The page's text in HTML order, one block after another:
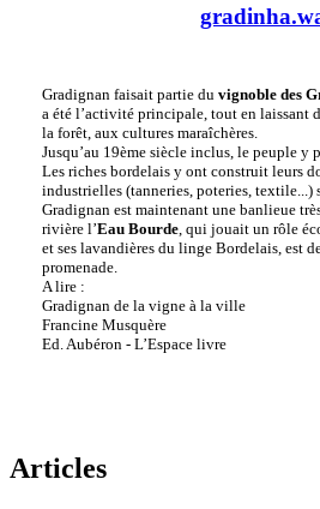
Gradignan faisait partie du vignoble des
a été l’activité principale, tout en laissant
la forêt, aux cultures maraîchères.
Jusqu’au 19ème siècle inclus, le peuple y
Les riches bordelais y ont construit leurs
industrielles (tanneries, poteries, textile...)
Gradignan est maintenant une banlieue
rivière l’Eau Bourde, qui jouait un rôle
et ses lavandières du linge Bordelais, est
promenade.
A lire :
Gradignan de la vigne à la ville
Francine Musquère
Ed. Aubéron - L’Espace livre
Articles